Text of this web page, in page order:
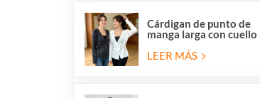
Cárdigan de punto de
manga larga con cuello
en V y cierre cruzado
para mujer, con lazo
LEER MÁS